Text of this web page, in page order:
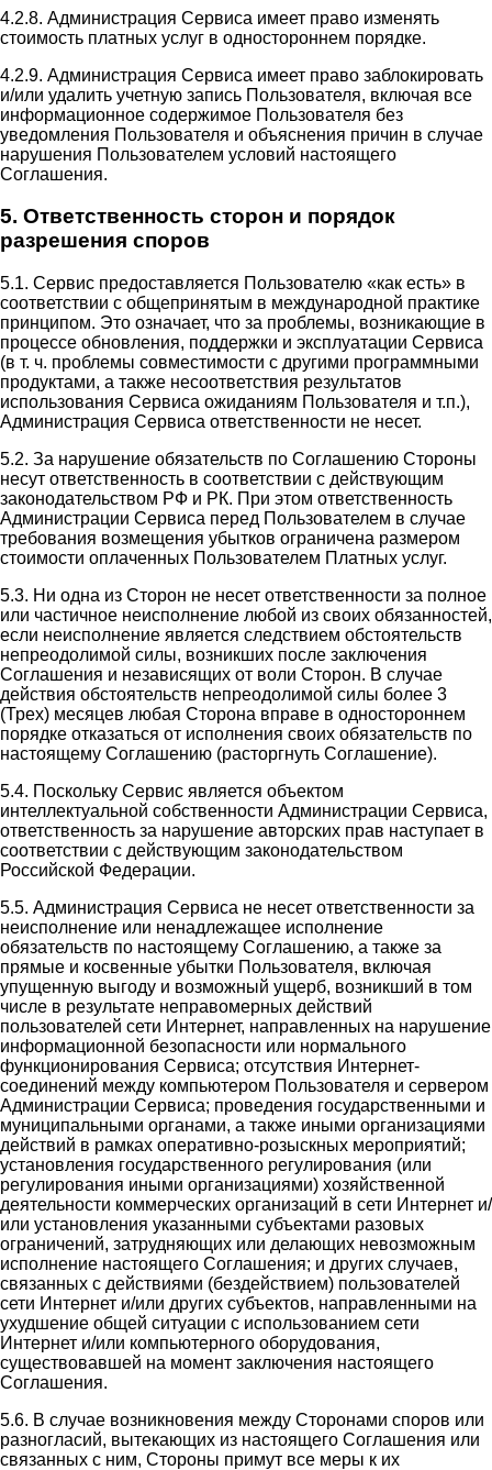
4.2.8. Администрация Сервиса имеет право изменять
стоимость платных услуг в одностороннем порядке.
4.2.9. Администрация Сервиса имеет право заблокировать
и/или удалить учетную запись Пользователя, включая все
информационное содержимое Пользователя без
уведомления Пользователя и объяснения причин в случае
нарушения Пользователем условий настоящего
Соглашения.
5. Ответственность сторон и порядок
разрешения споров
5.1. Сервис предоставляется Пользователю «как есть» в
соответствии с общепринятым в международной практике
принципом. Это означает, что за проблемы, возникающие в
процессе обновления, поддержки и эксплуатации Сервиса
(в т. ч. проблемы совместимости с другими программными
продуктами, а также несоответствия результатов
использования Сервиса ожиданиям Пользователя и т.п.),
Администрация Сервиса ответственности не несет.
5.2. За нарушение обязательств по Соглашению Стороны
несут ответственность в соответствии с действующим
законодательством РФ и РК. При этом ответственность
Администрации Сервиса перед Пользователем в случае
требования возмещения убытков ограничена размером
стоимости оплаченных Пользователем Платных услуг.
5.3. Ни одна из Сторон не несет ответственности за полное
или частичное неисполнение любой из своих обязанностей,
если неисполнение является следствием обстоятельств
непреодолимой силы, возникших после заключения
Соглашения и независящих от воли Сторон. В случае
действия обстоятельств непреодолимой силы более 3
(Трех) месяцев любая Сторона вправе в одностороннем
порядке отказаться от исполнения своих обязательств по
настоящему Соглашению (расторгнуть Соглашение).
5.4. Поскольку Сервис является объектом
интеллектуальной собственности Администрации Сервиса,
ответственность за нарушение авторских прав наступает в
соответствии с действующим законодательством
Российской Федерации.
5.5. Администрация Сервиса не несет ответственности за
неисполнение или ненадлежащее исполнение
обязательств по настоящему Соглашению, а также за
прямые и косвенные убытки Пользователя, включая
упущенную выгоду и возможный ущерб, возникший в том
числе в результате неправомерных действий
пользователей сети Интернет, направленных на нарушение
информационной безопасности или нормального
функционирования Сервиса; отсутствия Интернет-
соединений между компьютером Пользователя и сервером
Администрации Сервиса; проведения государственными и
муниципальными органами, а также иными организациями
действий в рамках оперативно-розыскных мероприятий;
установления государственного регулирования (или
регулирования иными организациями) хозяйственной
деятельности коммерческих организаций в сети Интернет и/
или установления указанными субъектами разовых
ограничений, затрудняющих или делающих невозможным
исполнение настоящего Соглашения; и других случаев,
связанных с действиями (бездействием) пользователей
сети Интернет и/или других субъектов, направленными на
ухудшение общей ситуации с использованием сети
Интернет и/или компьютерного оборудования,
существовавшей на момент заключения настоящего
Соглашения.
5.6. В случае возникновения между Сторонами споров или
разногласий, вытекающих из настоящего Соглашения или
связанных с ним, Стороны примут все меры к их